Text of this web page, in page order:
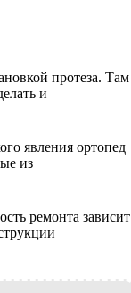
протеза. Там
и
явления ортопед
из
ремонта зависит